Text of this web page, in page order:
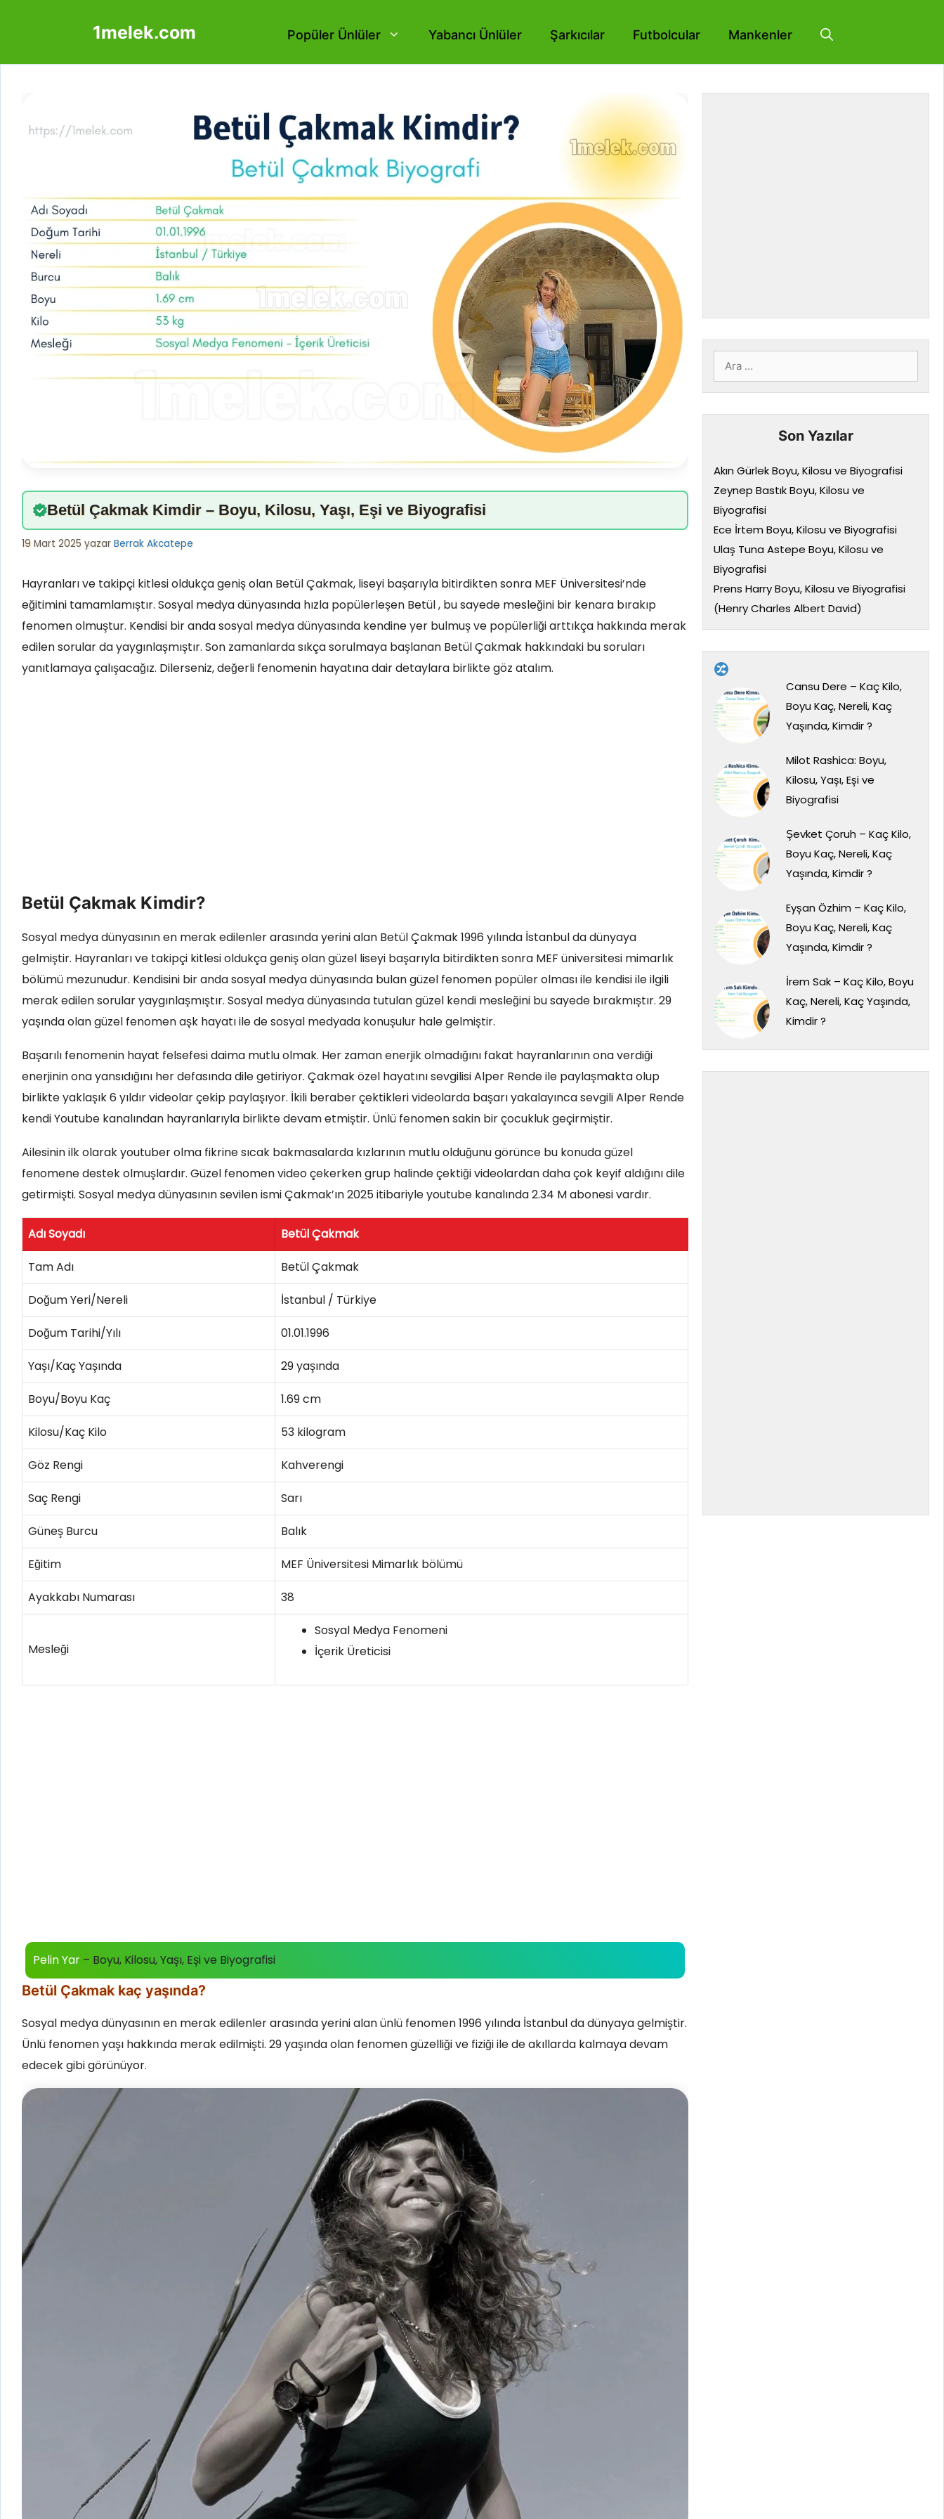
1melek.com Popüler Ünlüler Yabancı Ünlüler Şarkıcılar Futbolcular Mankenler
Betül Çakmak Kimdir – Boyu, Kilosu, Yaşı, Eşi ve Biyografisi
19 Mart 2025 yazar Berrak Akcatepe
Hayranları ve takipçi kitlesi oldukça geniş olan Betül Çakmak, liseyi başarıyla bitirdikten sonra MEF Üniversitesi’nde
eğitimini tamamlamıştır. Sosyal medya dünyasında hızla popülerleşen Betül , bu sayede mesleğini bir kenara bırakıp
fenomen olmuştur. Kendisi bir anda sosyal medya dünyasında kendine yer bulmuş ve popülerliği arttıkça hakkında merak
edilen sorular da yaygınlaşmıştır. Son zamanlarda sıkça sorulmaya başlanan Betül Çakmak hakkındaki bu soruları
yanıtlamaya çalışacağız. Dilerseniz, değerli fenomenin hayatına dair detaylara birlikte göz atalım.
Betül Çakmak Kimdir?
Sosyal medya dünyasının en merak edilenler arasında yerini alan Betül Çakmak 1996 yılında İstanbul da dünyaya
gelmiştir. Hayranları ve takipçi kitlesi oldukça geniş olan güzel liseyi başarıyla bitirdikten sonra MEF üniversitesi mimarlık
bölümü mezunudur. Kendisini bir anda sosyal medya dünyasında bulan güzel fenomen popüler olması ile kendisi ile ilgili
merak edilen sorular yaygınlaşmıştır. Sosyal medya dünyasında tutulan güzel kendi mesleğini bu sayede bırakmıştır. 29
yaşında olan güzel fenomen aşk hayatı ile de sosyal medyada konuşulur hale gelmiştir.
Başarılı fenomenin hayat felsefesi daima mutlu olmak. Her zaman enerjik olmadığını fakat hayranlarının ona verdiği
enerjinin ona yansıdığını her defasında dile getiriyor. Çakmak özel hayatını sevgilisi Alper Rende ile paylaşmakta olup
birlikte yaklaşık 6 yıldır videolar çekip paylaşıyor. İkili beraber çektikleri videolarda başarı yakalayınca sevgili Alper Rende
kendi Youtube kanalından hayranlarıyla birlikte devam etmiştir. Ünlü fenomen sakin bir çocukluk geçirmiştir.
Ailesinin ilk olarak youtuber olma fikrine sıcak bakmasalarda kızlarının mutlu olduğunu görünce bu konuda güzel
fenomene destek olmuşlardır. Güzel fenomen video çekerken grup halinde çektiği videolardan daha çok keyif aldığını dile
getirmişti. Sosyal medya dünyasının sevilen ismi Çakmak’ın 2025 itibariyle youtube kanalında 2.34 M abonesi vardır.
Adı Soyadı Betül Çakmak
Tam Adı Betül Çakmak
Doğum Yeri/Nereli İstanbul / Türkiye
Doğum Tarihi/Yılı 01.01.1996
Yaşı/Kaç Yaşında 29 yaşında
Boyu/Boyu Kaç 1.69 cm
Kilosu/Kaç Kilo 53 kilogram
Göz Rengi Kahverengi
Saç Rengi Sarı
Güneş Burcu Balık
Eğitim MEF Üniversitesi Mimarlık bölümü
Ayakkabı Numarası 38
Mesleği
Sosyal Medya Fenomeni
İçerik Üreticisi
Pelin Yar – Boyu, Kilosu, Yaşı, Eşi ve Biyografisi
Betül Çakmak kaç yaşında?
Sosyal medya dünyasının en merak edilenler arasında yerini alan ünlü fenomen 1996 yılında İstanbul da dünyaya gelmiştir.
Ünlü fenomen yaşı hakkında merak edilmişti. 29 yaşında olan fenomen güzelliği ve fiziği ile de akıllarda kalmaya devam
edecek gibi görünüyor.
için
ara
Son Yazılar
Akın Gürlek Boyu, Kilosu ve Biyografisi
Zeynep Bastık Boyu, Kilosu ve
Biyografisi
Ece İrtem Boyu, Kilosu ve Biyografisi
Ulaş Tuna Astepe Boyu, Kilosu ve
Biyografisi
Prens Harry Boyu, Kilosu ve Biyografisi
(Henry Charles Albert David)
Cansu Dere – Kaç Kilo,
Boyu Kaç, Nereli, Kaç
Yaşında, Kimdir ?
Milot Rashica: Boyu,
Kilosu, Yaşı, Eşi ve
Biyografisi
Şevket Çoruh – Kaç Kilo,
Boyu Kaç, Nereli, Kaç
Yaşında, Kimdir ?
Eyşan Özhim – Kaç Kilo,
Boyu Kaç, Nereli, Kaç
Yaşında, Kimdir ?
İrem Sak – Kaç Kilo, Boyu
Kaç, Nereli, Kaç Yaşında,
Kimdir ?